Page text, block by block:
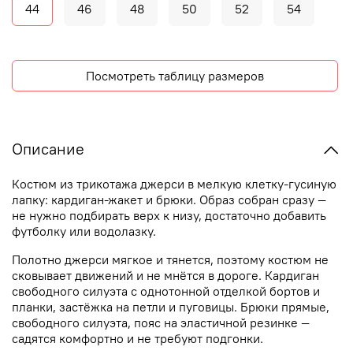
44 46 48 50 52 54
Посмотреть таблицу размеров
Описание
Костюм из трикотажа джерси в мелкую клетку-гусиную
лапку: кардиган-жакет и брюки. Образ собран сразу —
не нужно подбирать верх к низу, достаточно добавить
футболку или водолазку.
Полотно джерси мягкое и тянется, поэтому костюм не
сковывает движений и не мнётся в дороге. Кардиган
свободного силуэта с однотонной отделкой бортов и
планки, застёжка на петли и пуговицы. Брюки прямые,
свободного силуэта, пояс на эластичной резинке —
садятся комфортно и не требуют подгонки.